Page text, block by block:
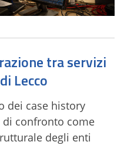
tra servizi
Lecco
dei case history
confronto come
degli enti